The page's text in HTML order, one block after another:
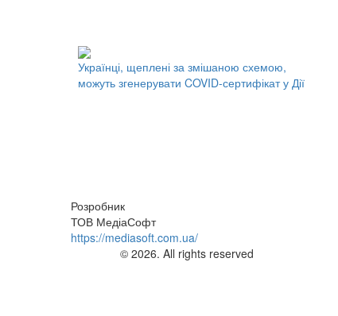
Українці, щеплені за змішаною схемою,
можуть згенерувати COVID-сертифікат у Дії
Розробник
ТОВ МедіаСофт
https://mediasoft.com.ua/
© 2026. All rights reserved